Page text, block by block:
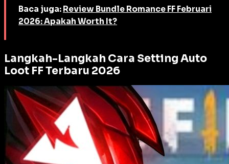
Baca juga: Review Bundle Romance FF Februari
2026: Apakah Worth It?
Langkah-Langkah Cara Setting Auto
Loot FF Terbaru 2026